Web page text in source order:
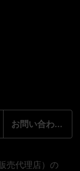
お問い合わせフォーム
売代理店）の